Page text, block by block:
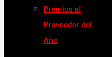
Premios al
Proveedor del
Año